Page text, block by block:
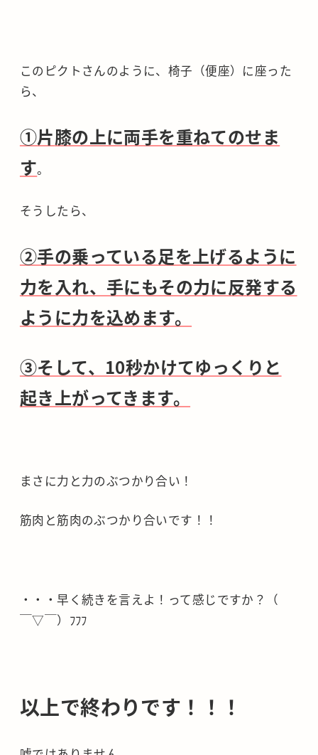
このピクトさんのように、椅子（便座）に座った
ら、
①片膝の上に両手を重ねてのせま
す。
そうしたら、
②手の乗っている足を上げるように
力を入れ、手にもその力に反発する
ように力を込めます。
③そして、10秒かけてゆっくりと
起き上がってきます。
まさに力と力のぶつかり合い！
筋肉と筋肉のぶつかり合いです！！
・・・早く続きを言えよ！って感じですか？（
￣▽￣）ﾌﾌﾌ
以上で終わりです！！！